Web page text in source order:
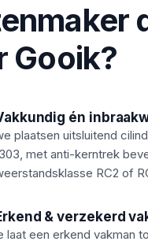
Gooik?
én
plaatsen uitsluitend
met anti-kerntrek
RC2 of
& verzekerd
laat een erkend vakman